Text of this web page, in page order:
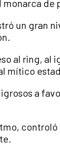
de
un gran
al ring, al
mítico
a
controló